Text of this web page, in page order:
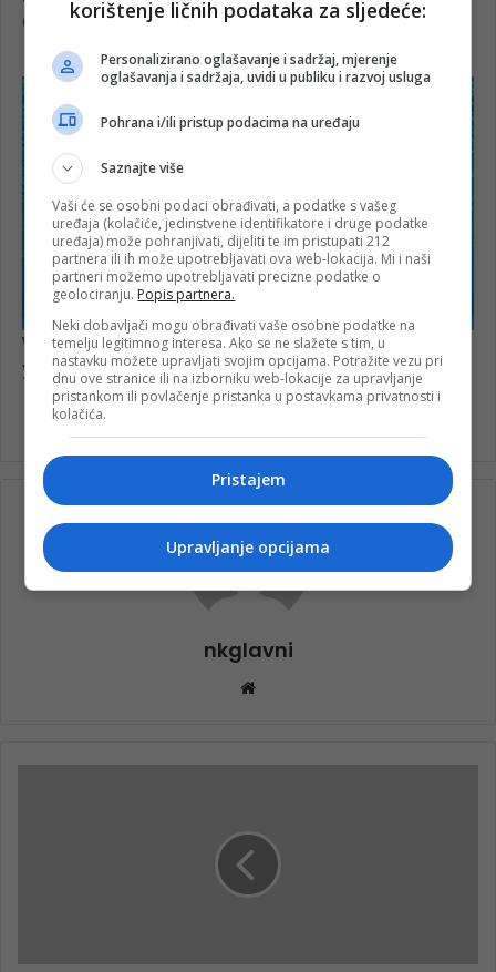
nkglavni
korištenje ličnih podataka za sljedeće:
Personalizirano oglašavanje i sadržaj, mjerenje
oglašavanja i sadržaja, uvidi u publiku i razvoj usluga
Pohrana i/ili pristup podacima na uređaju
Saznajte više
Vaši će se osobni podaci obrađivati, a podatke s vašeg
uređaja (kolačiće, jedinstvene identifikatore i druge podatke
uređaja) može pohranjivati, dijeliti te im pristupati 212
partnera ili ih može upotrebljavati ova web-lokacija. Mi i naši
partneri možemo upotrebljavati precizne podatke o
geolociranju. Popis partnera.
Neki dobavljači mogu obrađivati vaše osobne podatke na
temelju legitimnog interesa. Ako se ne slažete s tim, u
nastavku možete upravljati svojim opcijama. Potražite vezu pri
dnu ove stranice ili na izborniku web-lokacije za upravljanje
pristankom ili povlačenje pristanka u postavkama privatnosti i
kolačića.
Pristajem
Upravljanje opcijama